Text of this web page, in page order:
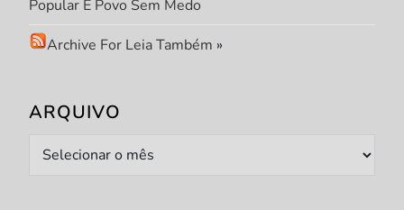
Popular E Povo Sem Medo
Archive For Leia Também »
ARQUIVO
Arquivo